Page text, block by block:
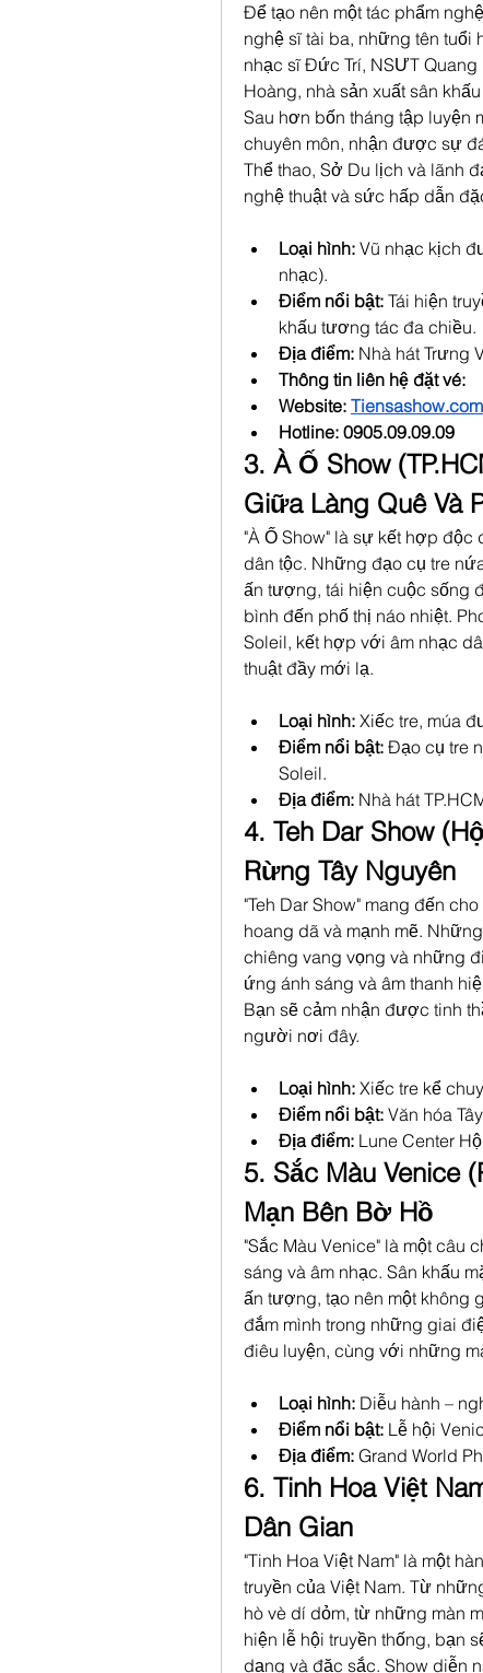
Để tạo nên một tác phẩm
nghệ sĩ tài ba, những tên tuổi
nhạc sĩ Đức Trí, NSƯT Quang
Hoàng, nhà sản xuất sân
Sau hơn bốn tháng tập luyện
chuyên môn, nhận được sự
Thể thao, Sở Du lịch và lãnh
nghệ thuật và sức hấp dẫn
Loại hình: Vũ nhạc kịch
nhạc).
Điểm nổi bật: Tái hiện
khấu tương tác đa chiều.
Địa điểm: Nhà hát Trưng
Thông tin liên hệ đặt vé:
Website: Tiensashow.com
Hotline: 0905.09.09.09
3. À Ố Show
Giữa Làng Quê Và
"À Ố Show" là sự kết hợp
dân tộc. Những đạo cụ tre
ấn tượng, tái hiện cuộc sống
bình đến phố thị náo nhiệt.
Soleil, kết hợp với âm nhạc
thuật đầy mới lạ.
Loại hình: Xiếc tre, múa
Điểm nổi bật: Đạo cụ tre
Soleil.
Địa điểm: Nhà hát
4. Teh Dar Show
Rừng Tây Nguyên
"Teh Dar Show" mang đến
hoang dã và mạnh mẽ.
chiêng vang vọng và những
ứng ánh sáng và âm thanh
Bạn sẽ cảm nhận được tinh
người nơi đây.
Loại hình: Xiếc tre kể
Điểm nổi bật: Văn hóa
Địa điểm: Lune Center
5. Sắc Màu Venice
Mạn Bên Bờ Hồ
"Sắc Màu Venice" là một câu
sáng và âm nhạc. Sân khấu
ấn tượng, tạo nên một không
đắm mình trong những giai
điêu luyện, cùng với những
Loại hình: Diễu hành –
Điểm nổi bật: Lễ hội
Địa điểm: Grand World
6. Tinh Hoa Việt
Dân Gian
"Tinh Hoa Việt Nam" là một
truyền của Việt Nam. Từ
hò vè dí dỏm, từ những màn
hiện lễ hội truyền thống, bạn
dạng và đặc sắc. Show diễn